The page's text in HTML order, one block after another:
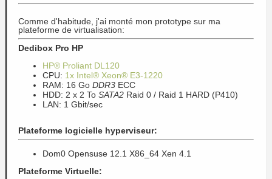
Comme d'habitude, j'ai monté mon prototype sur ma
plateforme de virtualisation:
Dedibox Pro HP
HP® Proliant DL120
CPU: 1x Intel® Xeon® E3-1220
RAM: 16 Go DDR3 ECC
HDD: 2 x 2 To SATA2 Raid 0 / Raid 1 HARD (P410)
LAN: 1 Gbit/sec
Plateforme logicielle hyperviseur:
Dom0 Opensuse 12.1 X86_64 Xen 4.1
Plateforme Virtuelle: